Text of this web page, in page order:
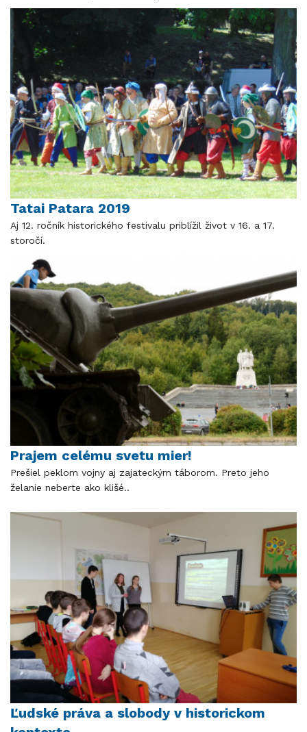
Tatai Patara 2019
Aj 12. ročník historického festivalu priblížil život v 16. a 17.
storočí.
Prajem celému svetu mier!
Prešiel peklom vojny aj zajateckým táborom. Preto jeho
želanie neberte ako klišé..
Ľudské práva a slobody v historickom